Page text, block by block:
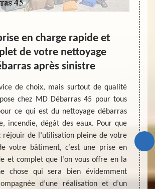
en charge rapide et
de votre nettoyage
après sinistre
de choix, mais surtout de qualité
chez MD Débarras 45 pour tous
ce qui est du nettoyage débarras
incendie, dégât des eaux. Pour que
réjouir de l’utilisation pleine de votre
votre bâtiment, c’est une prise en
et complet que l’on vous offre en la
chose qui sera bien évidemment
d’une réalisation et d’un
on
les
pour
l’on
ceux